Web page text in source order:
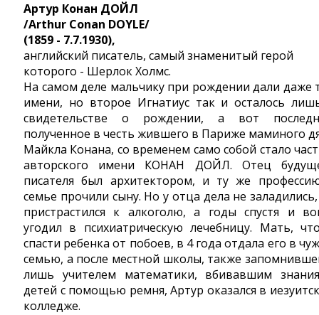
Артур Конан ДОЙЛ
/Arthur Conan DOYLE/
(1859 - 7.7.1930),
английский писатель, самый знаменитый герой
которого - Шерлок Холмс.
На самом деле мальчику при рождении дали даже
имени, но второе Игнатиус так и осталось
свидетельстве о рождении, а вот
полученное в честь жившего в Париже маминого
Майкла Конана, со временем само собой стало
авторского имени КОНАН ДОЙЛ. Отец
писателя был архитектором, и ту же
семье прочили сыну. Но у отца дела не
пристрастился к алкоголю, а годы спустя и
угодил в психиатрическую лечебницу. Мать,
спасти ребенка от побоев, в 4 года отдала его в
семью, а после местной школы, также
лишь учителем математики, вбивавшим
детей с помощью ремня, Артур оказался в
колледже.